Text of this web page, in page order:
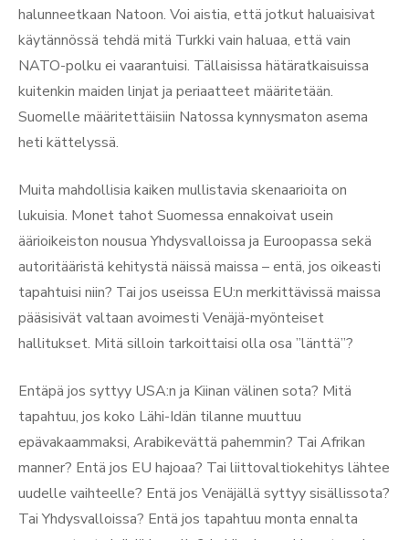
halunneetkaan Natoon. Voi aistia, että jotkut haluaisivat
käytännössä tehdä mitä Turkki vain haluaa, että vain
NATO-polku ei vaarantuisi. Tällaisissa hätäratkaisuissa
kuitenkin maiden linjat ja periaatteet määritetään.
Suomelle määritettäisiin Natossa kynnysmaton asema
heti kättelyssä.
Muita mahdollisia kaiken mullistavia skenaarioita on
lukuisia. Monet tahot Suomessa ennakoivat usein
äärioikeiston nousua Yhdysvalloissa ja Euroopassa sekä
autoritääristä kehitystä näissä maissa – entä, jos oikeasti
tapahtuisi niin? Tai jos useissa EU:n merkittävissä maissa
pääsisivät valtaan avoimesti Venäjä-myönteiset
hallitukset. Mitä silloin tarkoittaisi olla osa ”länttä”?
Entäpä jos syttyy USA:n ja Kiinan välinen sota? Mitä
tapahtuu, jos koko Lähi-Idän tilanne muuttuu
epävakaammaksi, Arabikevättä pahemmin? Tai Afrikan
manner? Entä jos EU hajoaa? Tai liittovaltiokehitys lähtee
uudelle vaihteelle? Entä jos Venäjällä syttyy sisällissota?
Tai Yhdysvalloissa? Entä jos tapahtuu monta ennalta